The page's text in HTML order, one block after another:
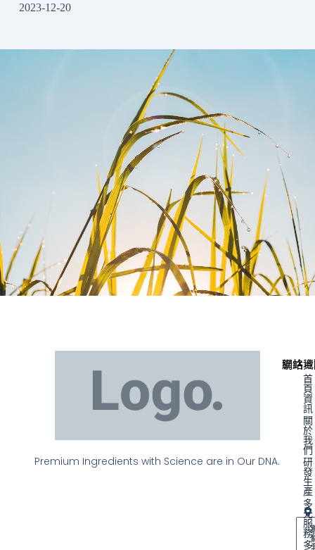
2023-12-20
Premium Ingredients with Science are in Our DNA.
聯絡
網站
首
頁
資
訊
關
於
我
們
研
發
生
產
多
元
服
務
多